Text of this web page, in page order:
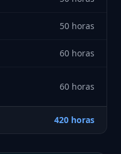
50 horas
60 horas
60 horas
420 horas